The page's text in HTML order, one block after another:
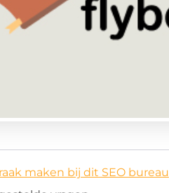
maken bij dit SEO bureau